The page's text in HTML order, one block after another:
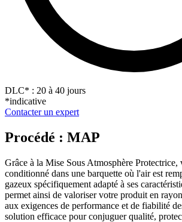
DLC* : 20 à 40 jours
*indicative
Contacter un expert
Procédé : MAP
Grâce à la Mise Sous Atmosphère Protectrice,
conditionné dans une barquette où l'air est
gazeux spécifiquement adapté à ses
permet ainsi de valoriser votre produit en
aux exigences de performance et de fiabilité
solution efficace pour conjuguer qualité,